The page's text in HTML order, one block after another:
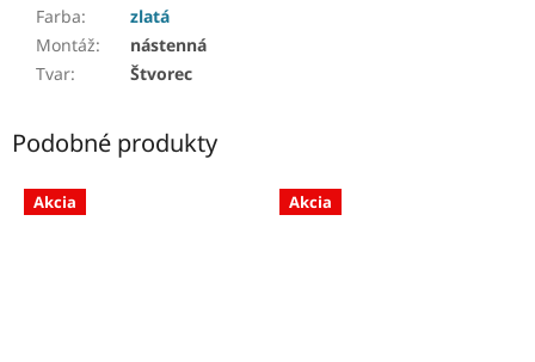
Farba:
zlatá
Montáž:
nástenná
Tvar: Štvorec
Podobné produkty
Akcia Akcia